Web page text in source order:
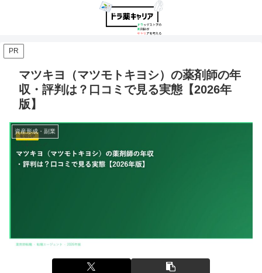
PR
マツキヨ（マツモトキヨシ）の薬剤師の年
収・評判は？口コミで見る実態【2026年
版】
資産形成・副業